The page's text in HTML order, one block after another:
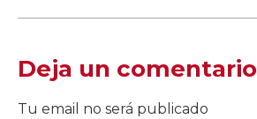
Deja un comentario
Tu email no será publicado